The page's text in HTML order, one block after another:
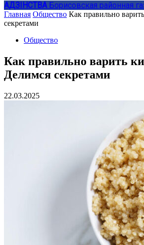
АДЗIНСТВА Борисовская районная
Главная Общество Как правильно
секретами
Общество
Как правильно варить
Делимся секретами
22.03.2025